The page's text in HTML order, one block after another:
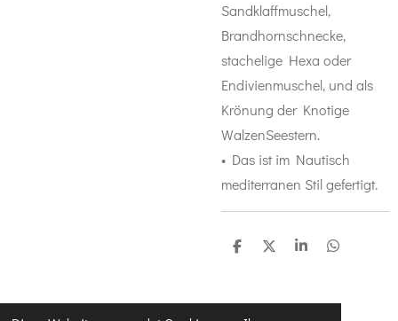
Sandklaffmuschel,
Brandhornschnecke,
stachelige Hexa oder
Endivienmuschel, und als
Krönung der Knotige
WalzenSeestern.
• Das ist im Nautisch
mediterranen Stil gefertigt.
T
e
T
e
T
e
T
e